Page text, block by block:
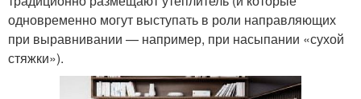
одновременно могут выступать в роли направляющих
при выравнивании — например, при насыпании «сухой
стяжки»).